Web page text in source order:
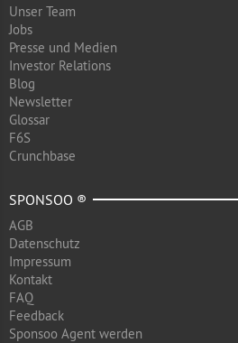
Unser Team
Jobs
Presse und Medien
Investor Relations
Blog
Newsletter
Glossar
F6S
Crunchbase
SPONSOO ®
AGB
Datenschutz
Impressum
Kontakt
FAQ
Feedback
Sponsoo Agent werden